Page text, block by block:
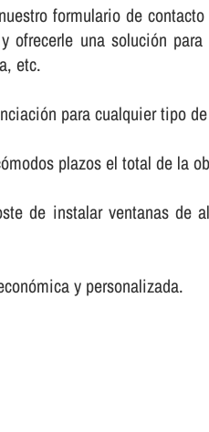
formulario de
ofrecerle una solución
etc.
para cualquier tipo
plazos el total de la
de instalar ventanas de
y personalizada.